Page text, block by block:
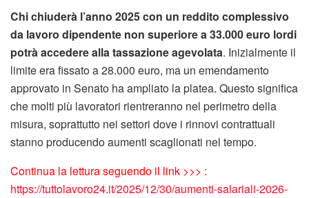
Chi chiuderà l’anno 2025 con un reddito complessivo
da lavoro dipendente non superiore a 33.000 euro lordi
potrà accedere alla tassazione agevolata. Inizialmente il
limite era fissato a 28.000 euro, ma un emendamento
approvato in Senato ha ampliato la platea. Questo significa
che molti più lavoratori rientreranno nel perimetro della
misura, soprattutto nei settori dove i rinnovi contrattuali
stanno producendo aumenti scaglionati nel tempo.
Continua la lettura seguendo il link >>> :
https://tuttolavoro24.it/2025/12/30/aumenti-salariali-2026-